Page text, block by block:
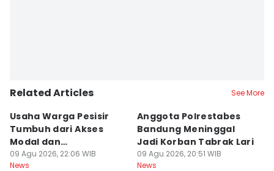
Related Articles See More
Usaha Warga Pesisir
Tumbuh dari Akses
Modal dan
Pendampingan
09 Agu 2026, 22:06 WIB
News
Anggota Polrestabes
Bandung Meninggal
Jadi Korban Tabrak Lari
09 Agu 2026, 20:51 WIB
News